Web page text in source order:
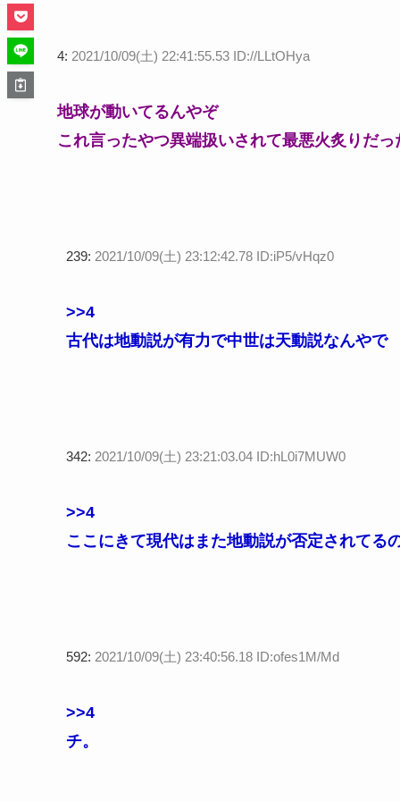
4: 2021/10/09(土) 22:41:55.53 ID://LLtOHya
地球が動いてるんやぞ
これ言ったやつ異端扱いされて最悪火炙りだっ
239: 2021/10/09(土) 23:12:42.78 ID:iP5/vHqz0
>>4
古代は地動説が有力で中世は天動説なんやで
342: 2021/10/09(土) 23:21:03.04 ID:hL0i7MUW0
>>4
ここにきて現代はまた地動説が否定されてる
592: 2021/10/09(土) 23:40:56.18 ID:ofes1M/Md
>>4
チ。